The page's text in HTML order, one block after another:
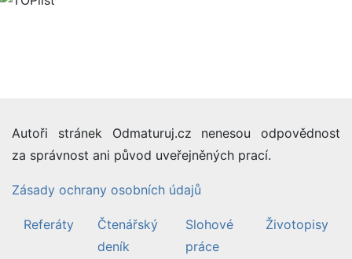
Autoři stránek Odmaturuj.cz nenesou odpovědnost
za správnost ani původ uveřejněných prací.
Zásady ochrany osobních údajů
Referáty
Čtenářský
deník
Slohové
práce
Životopisy